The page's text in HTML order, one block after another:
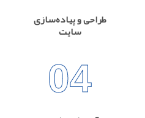
طراحی و پیاده‌سازی
سایت
04